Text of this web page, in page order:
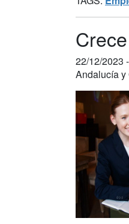
22/12/2023 -
Andalucía y